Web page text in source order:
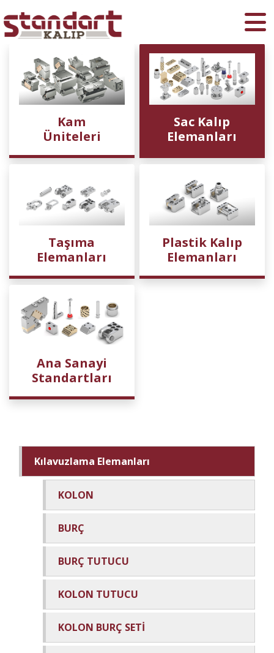
Kam
Üniteleri
Sac Kalıp
Elemanları
Taşıma
Elemanları
Plastik Kalıp
Elemanları
Ana Sanayi
Standartları
Kılavuzlama Elemanları
KOLON
BURÇ
BURÇ TUTUCU
KOLON TUTUCU
KOLON BURÇ SETİ